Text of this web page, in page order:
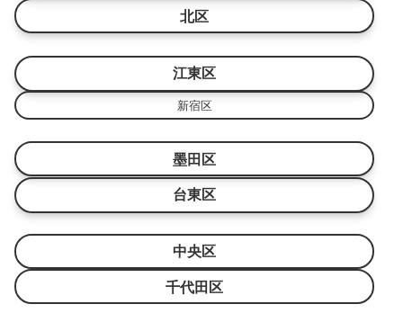
北区
江東区
新宿区
墨田区
台東区
中央区
千代田区